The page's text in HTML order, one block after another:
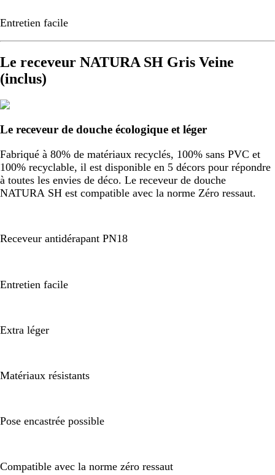
Entretien facile
Le receveur NATURA SH Gris Veine
(inclus)
Le receveur de douche écologique et léger
Fabriqué à 80% de matériaux recyclés, 100% sans PVC et
100% recyclable, il est disponible en 5 décors pour répondre
à toutes les envies de déco. Le receveur de douche
NATURA SH est compatible avec la norme Zéro ressaut.
Receveur antidérapant PN18
Entretien facile
Extra léger
Matériaux résistants
Pose encastrée possible
Compatible avec la norme zéro ressaut